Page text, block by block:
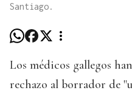
Santiago.
Los médicos gallegos
rechazo al borrador de